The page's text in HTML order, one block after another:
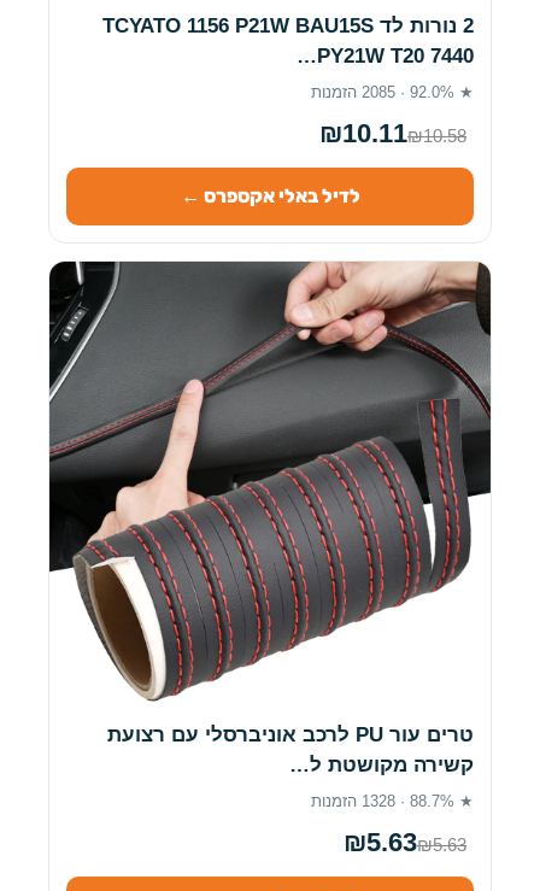
2 נורות לד TCYATO 1156 P21W BAU15S
PY21W T20 7440…
★ 92.0% · 2085 הזמנות
₪10.11₪10.58
לדיל באלי אקספרס ←
טרים עור PU לרכב אוניברסלי עם רצועת
קשירה מקושטת ל…
★ 88.7% · 1328 הזמנות
₪5.63₪5.63